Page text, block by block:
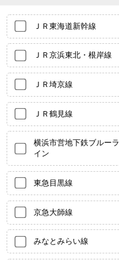
ＪＲ東海道新幹線
ＪＲ京浜東北・根岸線
ＪＲ埼京線
ＪＲ鶴見線
横浜市営地下鉄ブルーラ
イン
東急目黒線
京急大師線
みなとみらい線